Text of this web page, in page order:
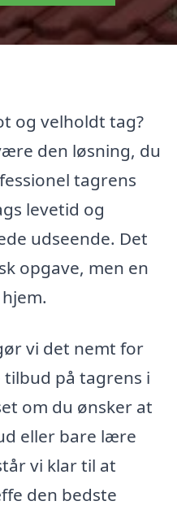
og velholdt tag?
den løsning, du
tagrens
levetid og
udseende. Det
opgave, men en
vi det nemt for
på tagrens i
om du ønsker at
eller bare lære
vi klar til at
den bedste